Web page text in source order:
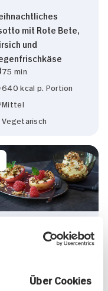
Über Cookies
mit Rote Bete,
und
75 min
640 kcal p. Portion
Mittel
Vegetarisch
und
929 kcal p. Portion